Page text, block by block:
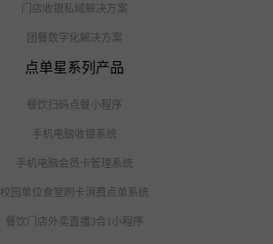
门店收银私域解决方案
团餐数字化解决方案
点单星系列产品
餐饮扫码点餐小程序
手机电脑收银系统
手机电脑会员卡管理系统
校园单位食堂刷卡消费点单系统
餐饮门店外卖直播3合1小程序